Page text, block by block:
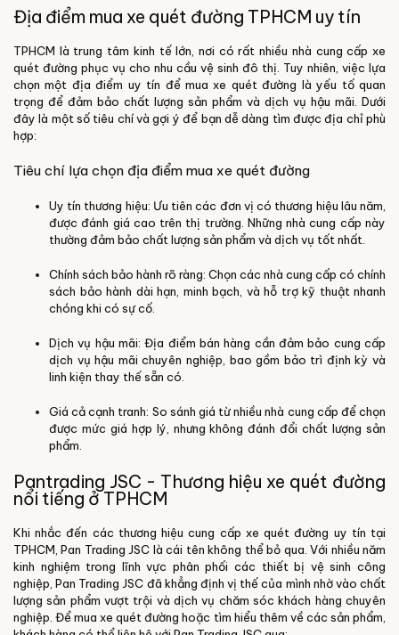
Địa điểm mua xe quét đường TPHCM uy tín
TPHCM là trung tâm kinh tế lớn, nơi có rất nhiều nhà cung cấp xe
quét đường phục vụ cho nhu cầu vệ sinh đô thị. Tuy nhiên, việc lựa
chọn một địa điểm uy tín để mua xe quét đường là yếu tố quan
trọng để đảm bảo chất lượng sản phẩm và dịch vụ hậu mãi. Dưới
đây là một số tiêu chí và gợi ý để bạn dễ dàng tìm được địa chỉ phù
hợp:
Tiêu chí lựa chọn địa điểm mua xe quét đường
Uy tín thương hiệu: Ưu tiên các đơn vị có thương hiệu lâu năm,
được đánh giá cao trên thị trường. Những nhà cung cấp này
thường đảm bảo chất lượng sản phẩm và dịch vụ tốt nhất.
Chính sách bảo hành rõ ràng: Chọn các nhà cung cấp có chính
sách bảo hành dài hạn, minh bạch, và hỗ trợ kỹ thuật nhanh
chóng khi có sự cố.
Dịch vụ hậu mãi: Địa điểm bán hàng cần đảm bảo cung cấp
dịch vụ hậu mãi chuyên nghiệp, bao gồm bảo trì định kỳ và
linh kiện thay thế sẵn có.
Giá cả cạnh tranh: So sánh giá từ nhiều nhà cung cấp để chọn
được mức giá hợp lý, nhưng không đánh đổi chất lượng sản
phẩm.
Pantrading JSC - Thương hiệu xe quét đường
nổi tiếng ở TPHCM
Khi nhắc đến các thương hiệu cung cấp xe quét đường uy tín tại
TPHCM, Pan Trading JSC là cái tên không thể bỏ qua. Với nhiều năm
kinh nghiệm trong lĩnh vực phân phối các thiết bị vệ sinh công
nghiệp, Pan Trading JSC đã khẳng định vị thế của mình nhờ vào chất
lượng sản phẩm vượt trội và dịch vụ chăm sóc khách hàng chuyên
nghiệp. Để mua xe quét đường hoặc tìm hiểu thêm về các sản phẩm,